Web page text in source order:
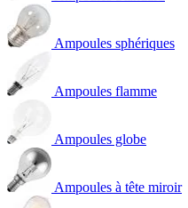
Ampoules sphériques
Ampoules flamme
Ampoules globe
Ampoules à tête miroir